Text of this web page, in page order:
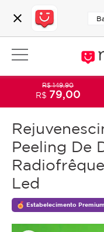
close
Peeling De
Led
Estabelecimento Premium
R$ 149,90
R$ 79,00